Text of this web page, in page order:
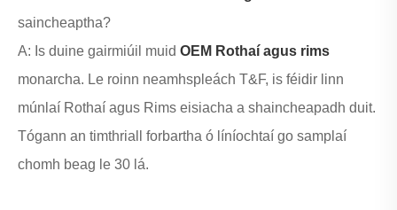
saincheaptha?
A: Is duine gairmiúil muid OEM Rothaí agus rims
monarcha. Le roinn neamhspleách T&F, is féidir linn
múnlaí Rothaí agus Rims eisiacha a shaincheapadh duit.
Tógann an timthriall forbartha ó líníochtaí go samplaí
chomh beag le 30 lá.